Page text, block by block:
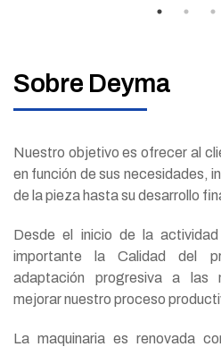
Sobre Deyma
Nuestro objetivo es ofrecer al
en función de sus necesidades,
de la pieza hasta su desarrollo
Desde el inicio de la
importante la Calidad del
adaptación progresiva a las
mejorar nuestro proceso
La maquinaria es renovada